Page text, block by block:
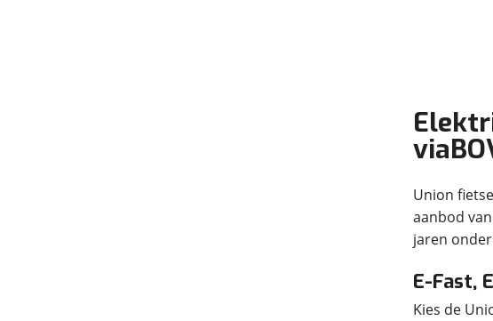
Union
aanbod
jaren
E-Fast,
Kies de